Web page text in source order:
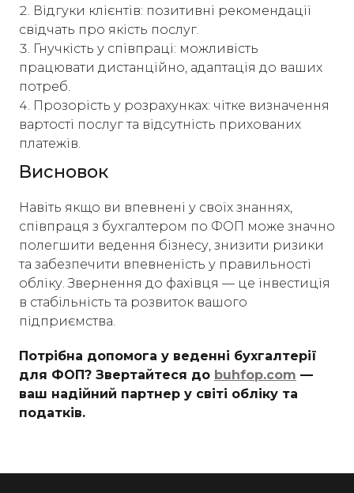
Відгуки клієнтів: позитивні рекомендації
свідчать про якість послуг.
Гнучкість у співпраці: можливість
працювати дистанційно, адаптація до ваших
потреб.
Прозорість у розрахунках: чітке визначення
вартості послуг та відсутність прихованих
платежів.​
Висновок
Навіть якщо ви впевнені у своїх знаннях,
співпраця з бухгалтером по ФОП може значно
полегшити ведення бізнесу, знизити ризики
та забезпечити впевненість у правильності
обліку. Звернення до фахівця — це інвестиція
в стабільність та розвиток вашого
підприємства.​
Потрібна допомога у веденні бухгалтерії
для ФОП? Звертайтеся до buhfop.com —
ваш надійний партнер у світі обліку та
податків.​